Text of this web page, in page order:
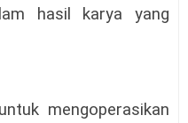
hasil karya yang
mengoperasikan